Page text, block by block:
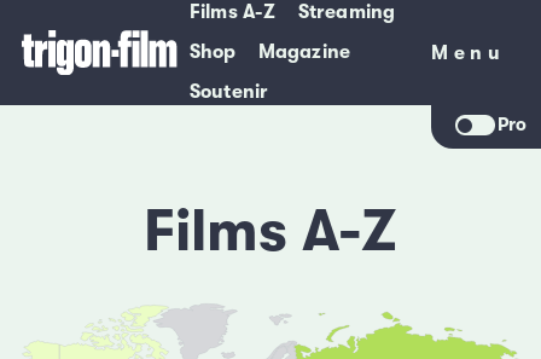
Films A-Z
Streaming
Shop
Magazine
Soutenir
Menu
Menu
Pro
Films A-Z